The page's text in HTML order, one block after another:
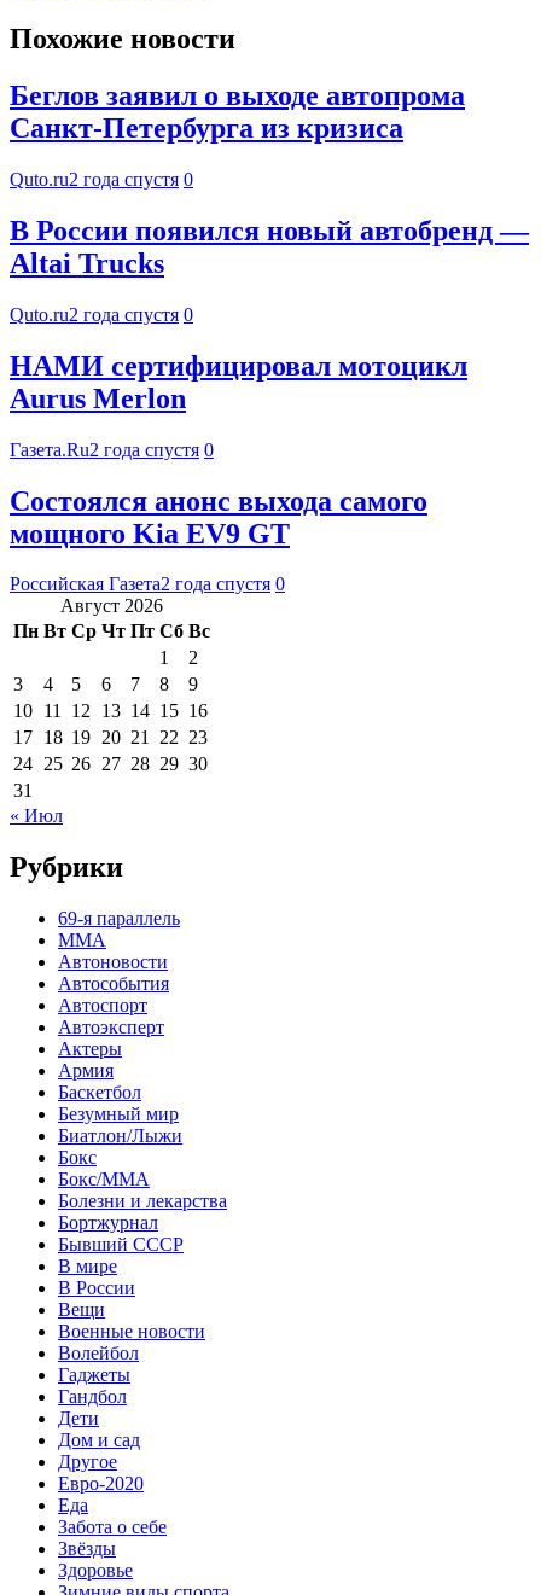
Похожие новости
Беглов заявил о выходе автопрома
Санкт-Петербурга из кризиса
Quto.ru2 года спустя 0
В России появился новый автобренд —
Altai Trucks
Quto.ru2 года спустя 0
НАМИ сертифицировал мотоцикл
Aurus Merlon
Газета.Ru2 года спустя 0
Состоялся анонс выхода самого
мощного Kia EV9 GT
Российская Газета2 года спустя 0
Август 2026
Пн Вт Ср Чт Пт Сб Вс
1
2
3
4 5 6 7 8
9
10 11 12 13 14 15 16
17 18 19 20 21 22 23
24 25 26 27 28 29 30
31
« Июл
Рубрики
69-я параллель
MMA
Автоновости
Автособытия
Автоспорт
Автоэксперт
Актеры
Армия
Баскетбол
Безумный мир
Биатлон/Лыжи
Бокс
Бокс/MMA
Болезни и лекарства
Бортжурнал
Бывший СССР
В мире
В России
Вещи
Военные новости
Волейбол
Гаджеты
Гандбол
Дети
Дом и сад
Другое
Евро-2020
Еда
Забота о себе
Звёзды
Здоровье